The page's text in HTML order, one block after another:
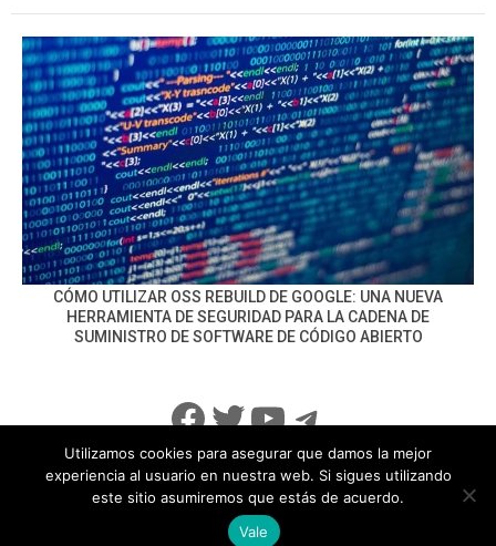
CÓMO UTILIZAR OSS REBUILD DE GOOGLE: UNA NUEVA
HERRAMIENTA DE SEGURIDAD PARA LA CADENA DE
SUMINISTRO DE SOFTWARE DE CÓDIGO ABIERTO
Facebook
Twitter
YouTube
Telegram
info@noticiasseguridad.com Política de Privacidad
Utilizamos cookies para asegurar que damos la mejor
experiencia al usuario en nuestra web. Si sigues utilizando
este sitio asumiremos que estás de acuerdo.
Vale